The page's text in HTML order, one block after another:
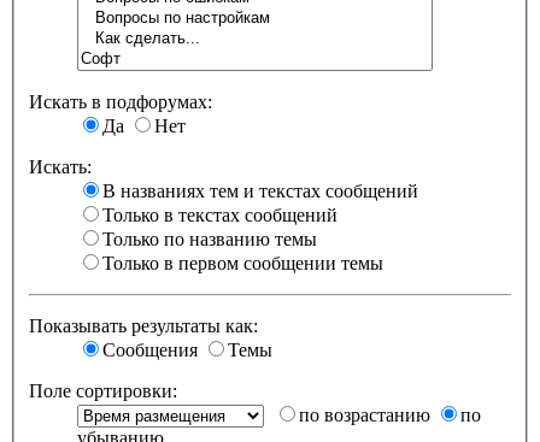
Искать в подфорумах:
Да
Нет
Искать:
В названиях тем и текстах сообщений
Только в текстах сообщений
Только по названию темы
Только в первом сообщении темы
Показывать результаты как:
Сообщения
Темы
Поле сортировки:
по возрастанию
по
убыванию